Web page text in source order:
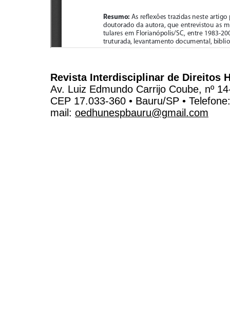
Revista Interdisciplinar de Direitos
Av. Luiz Edmundo Carrijo Coube, nº
CEP 17.033-360 • Bauru/SP •
mail: oedhunespbauru@gmail.com